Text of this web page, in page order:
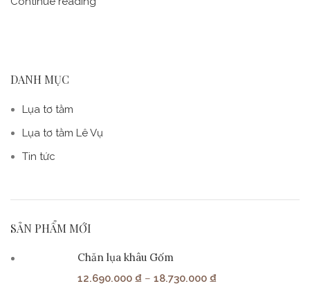
DANH MỤC
Lụa tơ tằm
Lụa tơ tằm Lê Vụ
Tin tức
SẢN PHẨM MỚI
Chăn lụa khâu Gốm
12.690.000 ₫ – 18.730.000 ₫